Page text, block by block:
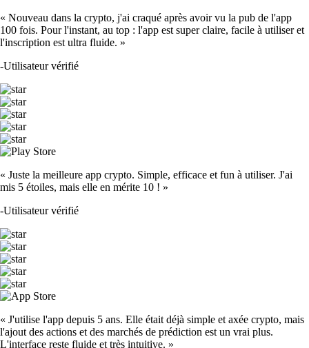
« Nouveau dans la crypto, j'ai craqué après avoir vu la pub de l'app
100 fois. Pour l'instant, au top : l'app est super claire, facile à utiliser et
l'inscription est ultra fluide. »
-Utilisateur vérifié
« Juste la meilleure app crypto. Simple, efficace et fun à utiliser. J'ai
mis 5 étoiles, mais elle en mérite 10 ! »
-Utilisateur vérifié
« J'utilise l'app depuis 5 ans. Elle était déjà simple et axée crypto, mais
l'ajout des actions et des marchés de prédiction est un vrai plus.
L'interface reste fluide et très intuitive. »